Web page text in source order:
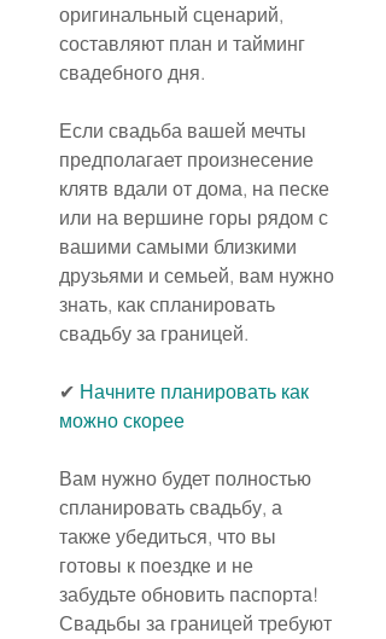
оригинальный сценарий,
составляют план и тайминг
свадебного дня.
Если свадьба вашей мечты
предполагает произнесение
клятв вдали от дома, на песке
или на вершине горы рядом с
вашими самыми близкими
друзьями и семьей, вам нужно
знать, как спланировать
свадьбу за границей.
✔ Начните планировать как
можно скорее
Вам нужно будет полностью
спланировать свадьбу, а
также убедиться, что вы
готовы к поездке и не
забудьте обновить паспорта!
Свадьбы за границей требуют